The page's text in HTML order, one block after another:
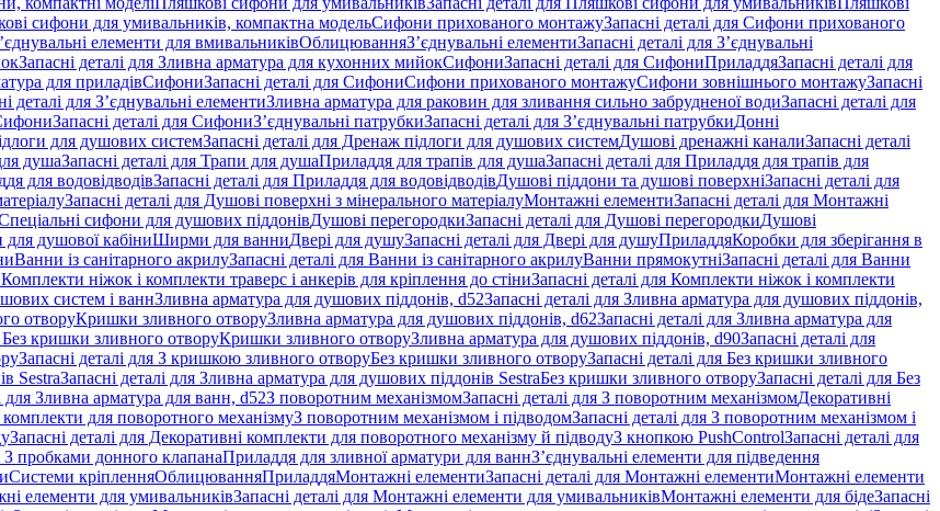
сифони для умивальників, компактна модельСифони прихованого монтажуЗапасні деталі для Сифони прихованого
елементи для вмивальниківОблицюванняЗ’єднувальні елементиЗапасні деталі для З’єднувальні
Запасні деталі для Зливна арматура для кухонних мийокСифониЗапасні деталі для СифониПриладдяЗапасні деталі для
для приладівСифониЗапасні деталі для СифониСифони прихованого монтажуСифони зовнішнього монтажуЗапасні
деталі для З’єднувальні елементиЗливна арматура для раковин для зливання сильно забрудненої водиЗапасні деталі для
Запасні деталі для СифониЗ’єднувальні патрубкиЗапасні деталі для З’єднувальні патрубкиДонні
для душових системЗапасні деталі для Дренаж підлоги для душових системДушові дренажні каналиЗапасні деталі
душаЗапасні деталі для Трапи для душаПриладдя для трапів для душаЗапасні деталі для Приладдя для трапів для
для водовідводівЗапасні деталі для Приладдя для водовідводівДушові піддони та душові поверхніЗапасні деталі для
Запасні деталі для Душові поверхні з мінерального матеріалуМонтажні елементиЗапасні деталі для Монтажні
сифони для душових піддонівДушові перегородкиЗапасні деталі для Душові перегородкиДушові
для душової кабіниШирми для ванниДвері для душуЗапасні деталі для Двері для душуПриладдяКоробки для зберігання в
Ванни із санітарного акрилуЗапасні деталі для Ванни із санітарного акрилуВанни прямокутніЗапасні деталі для Ванни
Комплекти ніжок і комплекти траверс і анкерів для кріплення до стіниЗапасні деталі для Комплекти ніжок і комплекти
систем і ваннЗливна арматура для душових піддонів, d52Запасні деталі для Зливна арматура для душових піддонів,
отворуКришки зливного отворуЗливна арматура для душових піддонів, d62Запасні деталі для Зливна арматура для
Без кришки зливного отворуКришки зливного отворуЗливна арматура для душових піддонів, d90Запасні деталі для
Запасні деталі для З кришкою зливного отворуБез кришки зливного отворуЗапасні деталі для Без кришки зливного
SestraЗапасні деталі для Зливна арматура для душових піддонів SestraБез кришки зливного отворуЗапасні деталі для Без
для Зливна арматура для ванн, d52З поворотним механізмомЗапасні деталі для З поворотним механізмомДекоративні
комплекти для поворотного механізмуЗ поворотним механізмом і підводомЗапасні деталі для З поворотним механізмом і
Запасні деталі для Декоративні комплекти для поворотного механізму й підводуЗ кнопкою PushControlЗапасні деталі для
З пробками донного клапанаПриладдя для зливної арматури для ваннЗ’єднувальні елементи для підведення
Системи кріпленняОблицюванняПриладдяМонтажні елементиЗапасні деталі для Монтажні елементиМонтажні елементи
елементи для умивальниківЗапасні деталі для Монтажні елементи для умивальниківМонтажні елементи для бідеЗапасні